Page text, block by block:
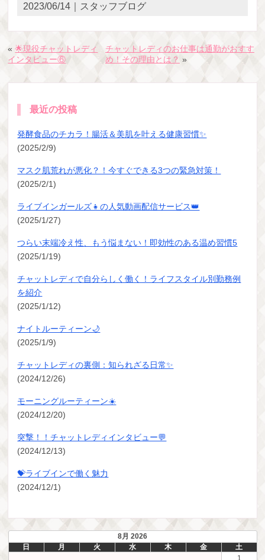
2023/06/14｜スタッフブログ
«🌟現役チャットレディ
インタビュー⑥
チャットレディのお仕事は通勤がおすす
め！その理由とは？ »
最近の投稿
発酵食品のチカラ！腸活＆美肌を叶える健康習慣✨
(2025/2/9)
マスク肌荒れが悪化？！今すぐできる3つの緊急対策！
(2025/2/1)
ライブインガールズ👧の人気動画配信サービス👑
(2025/1/27)
つらい末端冷え性、もう悩まない！即効性のある温め習慣5
(2025/1/19)
チャットレディで自分らしく働く！ライフスタイル別勤務例
を紹介
(2025/1/12)
ナイトルーティーン🌙
(2025/1/9)
チャットレディの裏側：知られざる日常✨
(2024/12/26)
モーニングルーティーン☀️
(2024/12/20)
突撃！！チャットレディインタビュー💬
(2024/12/13)
💝ライブインで働く魅力
(2024/12/1)
8月 2026
日
月 火 水 木 金 土
1